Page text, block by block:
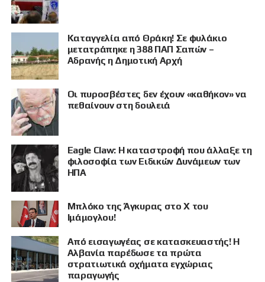
ΠΡΟΒΟΛΗ
Καταγγελία από Θράκη! Σε φυλάκιο
μετατράπηκε η 388 ΠΑΠ Σαπών –
Αδρανής η Δημοτική Αρχή
Οι πυροσβέστες δεν έχουν «καθήκον» να
πεθαίνουν στη δουλειά
Eagle Claw: Η καταστροφή που άλλαξε τη
φιλοσοφία των Ειδικών Δυνάμεων των
ΗΠΑ
Μπλόκο της Άγκυρας στο X του
Ιμάμογλου!
Από εισαγωγέας σε κατασκευαστής! Η
Αλβανία παρέδωσε τα πρώτα
στρατιωτικά οχήματα εγχώριας
παραγωγής